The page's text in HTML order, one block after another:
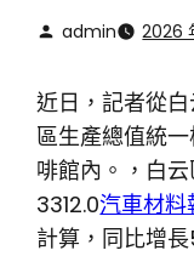
admin 2026
近日，記者從
區生產總值統
啡館內。，白
3312.0汽車材料
計算，同比增